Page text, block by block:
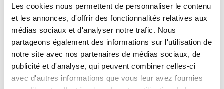
Les cookies nous permettent de personnaliser le contenu
et les annonces, d'offrir des fonctionnalités relatives aux
médias sociaux et d'analyser notre trafic. Nous
partageons également des informations sur l'utilisation de
notre site avec nos partenaires de médias sociaux, de
publicité et d'analyse, qui peuvent combiner celles-ci
avec d'autres informations que vous leur avez fournies
opérateurs immobiliers. CDC Habitat a ainsi fait de
l’urgence climatique son cheval de bataille. « Nous
avons élaboré une méthode pour appréhender la
résilience de nos bâtiments à partir d’un scénario du
GIEC . Une centaine de diagnostics seront menés
chaque année sur les résidences les plus exposées
aux événements climatiques majeurs », indique Anne-